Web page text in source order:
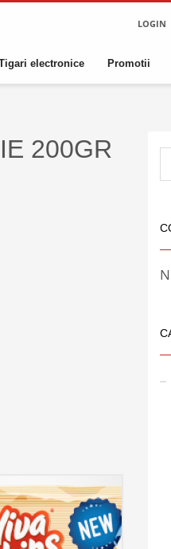
LOGIN
electronice Promotii
200GR